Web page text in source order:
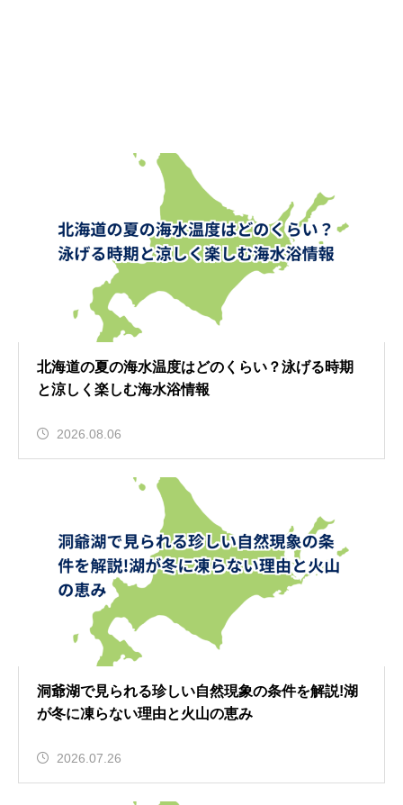
北海道の夏の海水温度はどのくらい？泳げる時期
と涼しく楽しむ海水浴情報
2026.08.06
洞爺湖で見られる珍しい自然現象の条件を解説!湖
が冬に凍らない理由と火山の恵み
2026.07.26